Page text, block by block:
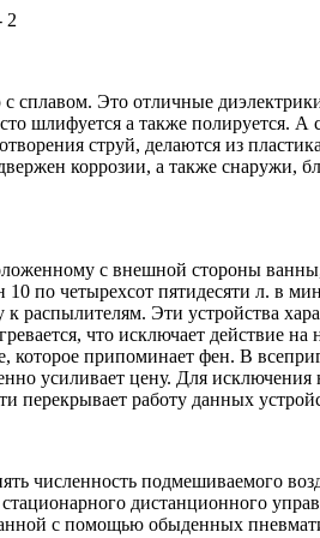
сплавом. Это отличные
шлифуется а также полируется. А
струй, делаются из
коррозии, а также снаружи,
с внешной стороны
по четырехсот пятидесяти л. в
Эти устройства
что исключает действие на
которое припоминает фен. В
усиливает цену. Для
перекрывает работу данных
численность подмешиваемого
дистанционного
с помощью обыденных